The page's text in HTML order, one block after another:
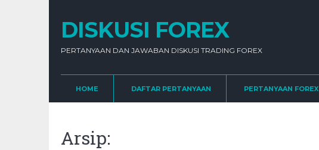
DISKUSI FOREX
PERTANYAAN DAN JAWABAN DISKUSI TRADING FOREX
HOME DAFTAR PERTANYAAN PERTANYAAN FOREX
Arsip: